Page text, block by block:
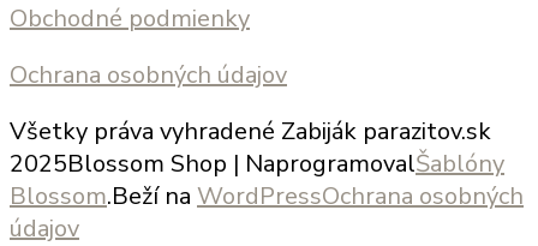
Obchodné podmienky
Ochrana osobných údajov
Všetky práva vyhradené Zabiják parazitov.sk
2025Blossom Shop | NaprogramovalŠablóny
Blossom.Beží na WordPressOchrana osobných
údajov